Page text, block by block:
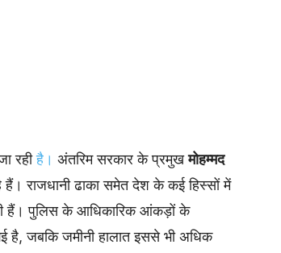
रहीहै। अंतरिम सरकार के प्रमुखमोहम्मद
राजधानी ढाका समेत देश के कई हिस्सों में
हैं। पुलिस के आधिकारिक आंकड़ों के
है, जबकि जमीनी हालात इससे भी अधिक